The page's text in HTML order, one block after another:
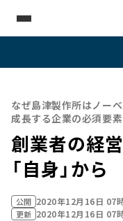
なぜ島津製作所はノー
成長する企業の必須要素
創業者の経営
「自身」から
公開 2020年12月16日 07
更新 2020年12月16日 07